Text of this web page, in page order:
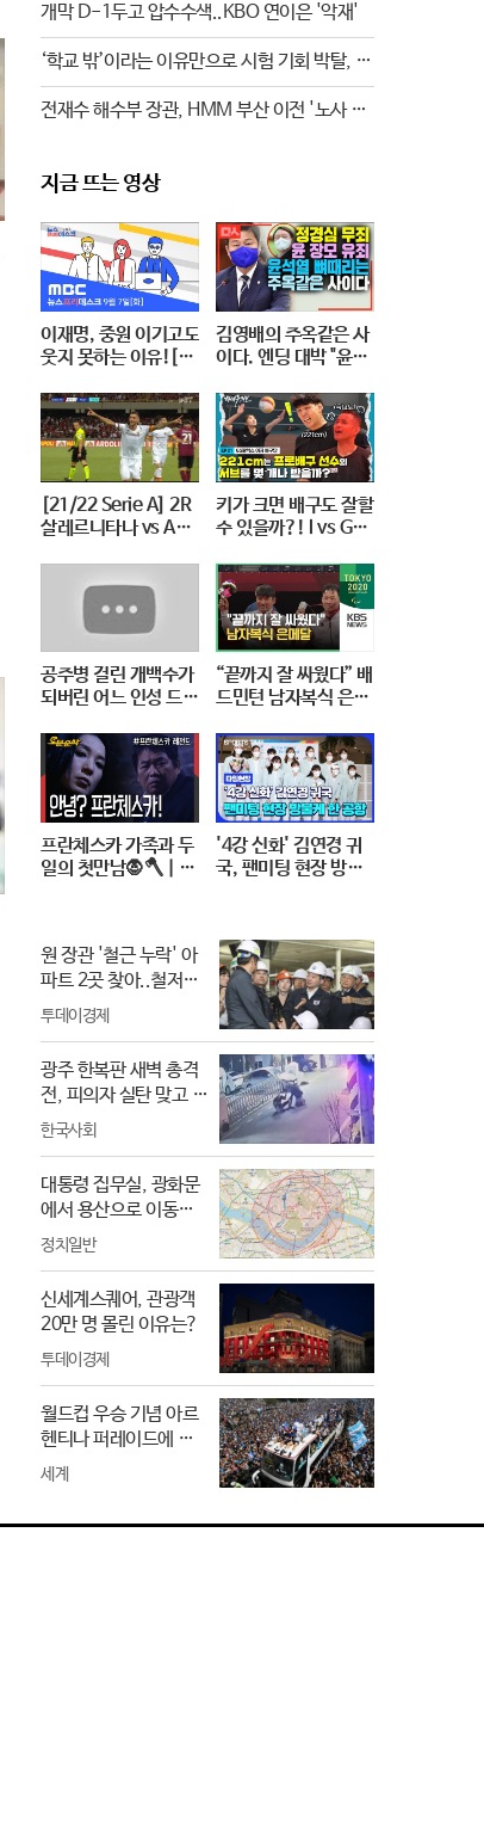
개막 D-1두고 압수수색..KBO 연이은 '악재'
‘학교 밖’이라는 이유만으로 시험 기회 박탈, 이
제는 끝?
전재수 해수부 장관, HMM 부산 이전 '노사 만
지금 뜨는 영상
이재명, 중원 이기고도
웃지 못하는 이유![LI
스크 2021년 9월 7일
김영배의 주옥같은 사
이다. 엔딩 대박 "윤석
그대로 돌려주마"
[21/22 Serie A] 2R
살레르니타나 vs AS
키가 크면 배구도 잘할
수 있을까?! l vs GS
보 EP.01 ※꿀잼 보장
※
공주병 걸린 개백수가
되버린 어느 인성 드러
[꼭봐야할 희귀인생영
화]
“끝까지 잘 싸웠다” 배
드민턴 남자복식 은메
도쿄패럴림픽
프란체스카 가족과 두
일의 첫만남🧛🪓 | 프
'4강 신화' 김연경 귀
국, 팬미팅 현장 방불
원 장관 '철근 누락' 아
파트 2곳 찾아..철저한
보강공사 지시
투데이경제
광주 한복판 새벽 총격
전, 피의자 실탄 맞고 사
망
한국사회
대통령 집무실, 광화문
에서 용산으로 이동하
면서 비행금지구역 침
범
정치일반
신세계스퀘어, 관광객
20만 명 몰린 이유는?
투데이경제
월드컵 우승 기념 아르
헨티나 퍼레이드에 인
파 몰려.. 사망, 중태 각
각 1명
세계